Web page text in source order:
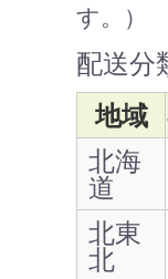
す。）
配送分
地域
北海
道
北東
北